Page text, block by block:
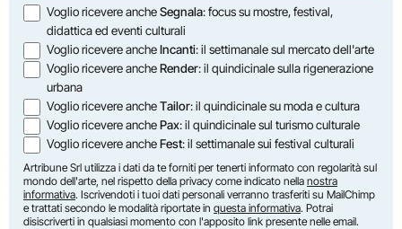
Opzioni
Voglio ricevere ancheSegnala: focus su mostre, festival,
didattica ed eventi culturali
Voglio ricevere ancheIncanti: il settimanale sul mercato dell'arte
Voglio ricevere ancheRender: il quindicinale sulla rigenerazione
urbana
Voglio ricevere ancheTailor: il quindicinale su moda e cultura
Voglio ricevere anchePax: il quindicinale sul turismo culturale
Voglio ricevere ancheFest: il settimanale sui festival culturali
Artribune Srl utilizza i dati da te forniti per tenerti informato con regolarità sul
mondo dell'arte, nel rispetto della privacy come indicato nella nostra
informativa. Iscrivendoti i tuoi dati personali verranno trasferiti su MailChimp
e trattati secondo le modalità riportate in questa informativa. Potrai
disiscriverti in qualsiasi momento con l'apposito link presente nelle email.